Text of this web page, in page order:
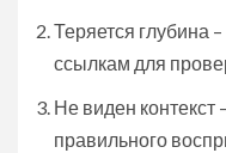
Теряется глубина
ссылкам для
Не виден контекст
правильного